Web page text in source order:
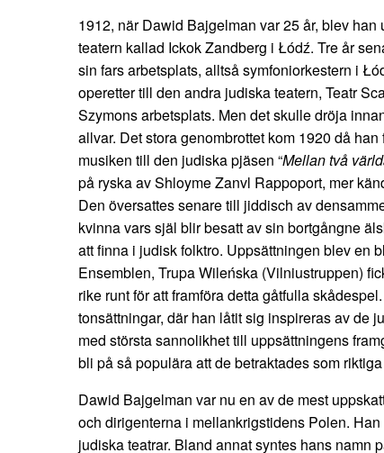
1912, när Dawid Bajgelman var 25 år, blev
teatern kallad Ickok Zandberg i Łódź. Tre år
sin fars arbetsplats, alltså symfoniorkestern i
operetter till den andra judiska teatern, Teatr
Szymons arbetsplats. Men det skulle dröja
allvar. Det stora genombrottet kom 1920 då
musiken till den judiska pjäsen “Mellan två
på ryska av Shloyme Zanvl Rappoport, mer
Den översattes senare till jiddisch av
kvinna vars själ blir besatt av sin bortgångne
att finna i judisk folktro. Uppsättningen blev en
Ensemblen, Trupa Wileńska (Vilniustruppen)
rike runt för att framföra detta gåtfulla
tonsättningar, där han låtit sig inspireras av de
med största sannolikhet till uppsättningens
bli på så populära att de betraktades som
Dawid Bajgelman var nu en av de mest
och dirigenterna i mellankrigstidens Polen.
judiska teatrar. Bland annat syntes hans namn